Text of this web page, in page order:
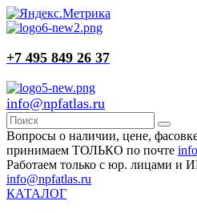
+7 495 849 26 37
info@npfatlas.ru
Вопросы о наличии, цене,
принимаем ТОЛЬКО по почте
Работаем только с юр. лицами и
info@npfatlas.ru
КАТАЛОГ